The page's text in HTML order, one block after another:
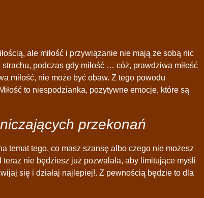
ale miłość i przywiązanie nie mają ze sobą nic
podczas gdy miłość … cóż, prawdziwa miłość
miłość, nie może być obaw. Z tego powodu
to niespodzianka, pozytywne emocje, które są
przekonań
temat tego, co masz szansę albo czego nie możesz
nie będziesz już pozwalała, aby limitujące myśli
się i działaj najlepiej!. Z pewnością będzie to dla